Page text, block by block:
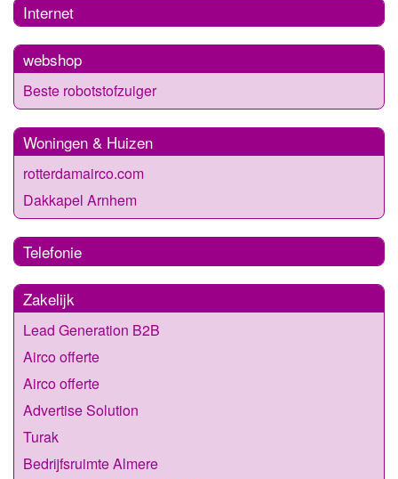
Internet
webshop
Beste robotstofzuiger
Woningen & Huizen
rotterdamairco.com
Dakkapel Arnhem
Telefonie
Zakelijk
Lead Generation B2B
Airco offerte
Airco offerte
Advertise Solution
Turak
Bedrijfsruimte Almere